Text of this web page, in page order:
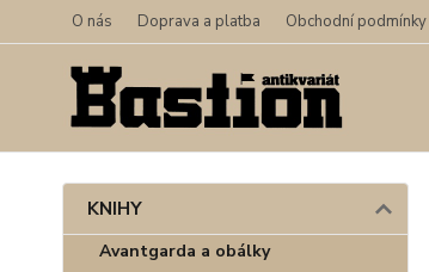
O nás Doprava a platba Obchodní podmínky
KNIHY
Avantgarda a obálky